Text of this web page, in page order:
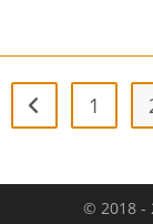
Zur vorherigen
1
© 2018 -